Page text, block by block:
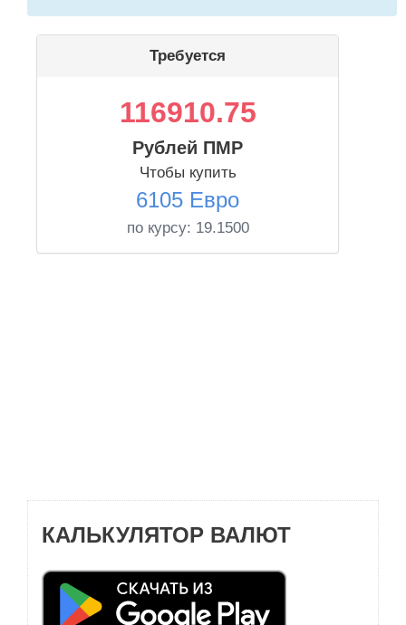
Требуется
116910.75
Рублей ПМР
Чтобы купить
6105 Евро
по курсу: 19.1500
КАЛЬКУЛЯТОР ВАЛЮТ